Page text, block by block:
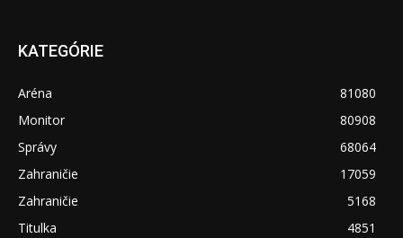
KATEGÓRIE
Aréna
81080
Monitor
80908
Správy
68064
Zahraničie
17059
Zahraničie
5168
Titulka
4851